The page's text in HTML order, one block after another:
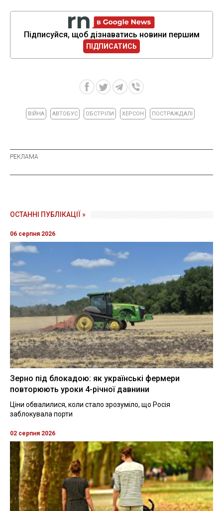
Підписуйся, щоб дізнаватись новини першим
ПІДПИСАТИСЬ
ВІЙНА АВТОБУС ОБСТРІЛИ ХЕРСОН ПОСТРАЖДАЛІ
ОСТАННІ ПУБЛІКАЦІЇ »
06 серпня 2026
Зерно під блокадою: як українські фермери
повторюють уроки 4-річної давнини
Ціни обвалилися, коли стало зрозуміло, що Росія
заблокувала порти
02 серпня 2026